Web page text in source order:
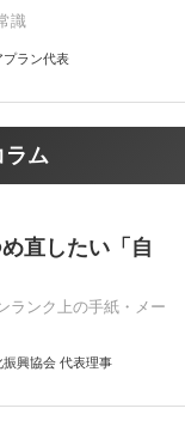
識
プラン代表
ラム
直したい「自
ランク上の手紙・メー
興協会 代表理事